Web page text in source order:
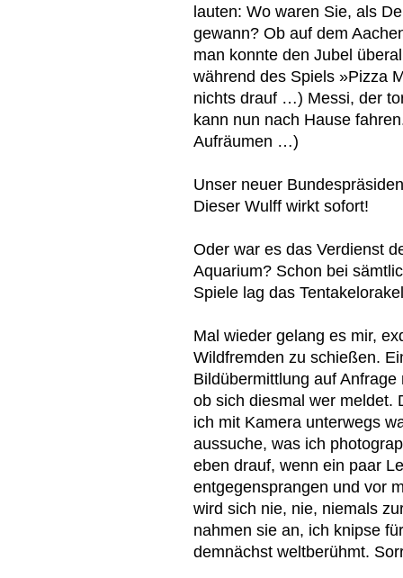
lauten: Wo waren Sie, als
gewann? Ob auf dem
man konnte den Jubel
während des Spiels »Pizza
nichts drauf …) Messi, der
kann nun nach Hause
Aufräumen …)
Unser neuer
Dieser Wulff wirkt sofort!
Oder war es das Verdienst
Aquarium? Schon bei
Spiele lag das
Mal wieder gelang es mir,
Wildfremden zu schießen.
Bildübermittlung auf
ob sich diesmal wer meldet.
ich mit Kamera unterwegs
aussuche, was ich
eben drauf, wenn ein paar
entgegensprangen und vor
wird sich nie, nie, niemals
nahmen sie an, ich knipse
demnächst weltberühmt.